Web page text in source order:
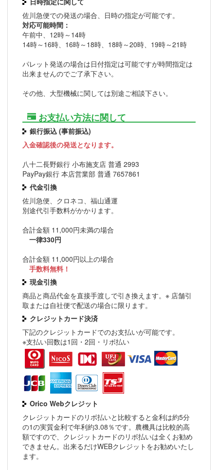
佐川急便での発送の場合、日時の指定が可能です。
対応可能時間：
午前中、12時～14時
14時～16時、16時～18時、18時～20時、19時～21時
パレット発送の場合は日付指定は可能ですが時間指定は
出来ませんのでご了承下さい。
その他、大型機械に関しては別途ご相談下さい。
お支払い方法に関して
銀行振込 (事前振込)
入金確認後の発送となります。
八十二長野銀行 小布施支店 普通 2993
PayPay銀行 本店営業部 普通 7657861
代金引換
佐川急便、クロネコ、福山通運
別途代引手数料がかかります。
合計金額 11,000円未満の場合
一律330円
合計金額 11,000円以上の場合
手数料無料！
現金引換
商品と商品代金を直接手渡しで引き換えます。※ 店舗引
取または自社便で配送の場合に限ります。
クレジットカード決済
下記のクレジットカードでのお支払いが可能です。
※支払い回数は1回・2回・リボ払い
Orico Webクレジット
クレジットカードのリボ払いと比較すると金利は約5分
の1の実質金利で年利約3.08％です。農機具は比較的高
額ですので、クレジットカードのリボ払いは全くお勧め
できません。出来るだけWEBクレジットをお勧めいたし
ます。